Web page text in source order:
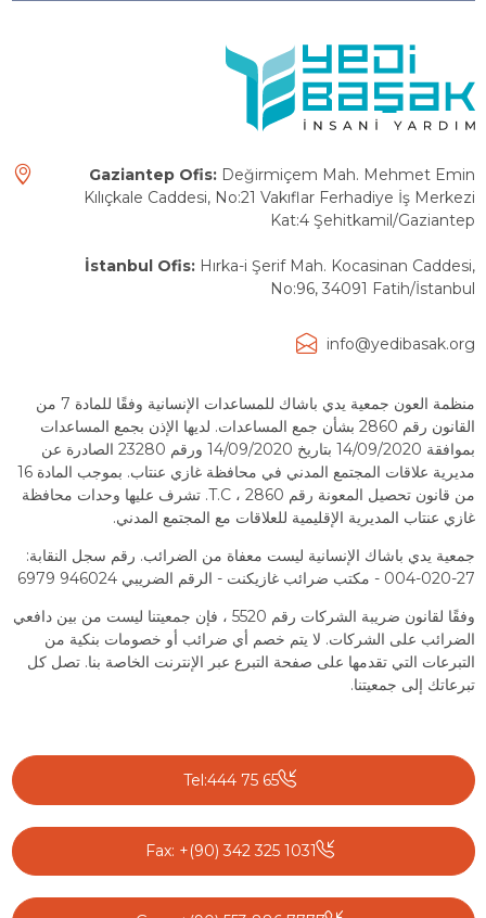
Gaziantep Ofis:Değirmiçem Mah. Mehmet Emin
Kılıçkale Caddesi, No:21 Vakıflar Ferhadiye İş Merkezi
Kat:4 Şehitkamil/Gaziantep
İstanbul Ofis:Hırka-i Şerif Mah. Kocasinan Caddesi,
No:96, 34091 Fatih/İstanbul
info@yedibasak.org
منظمة العون جمعية يدي باشاك للمساعدات الإنسانية وفقًا للمادة 7 من
القانون رقم 2860 بشأن جمع المساعدات. لديها الإذن بجمع المساعدات
بموافقة 14/09/2020 بتاريخ 14/09/2020 ورقم 23280 الصادرة عن
مديرية علاقات المجتمع المدني في محافظة غازي عنتاب. بموجب المادة 16
من قانون تحصيل المعونة رقم 2860 ، T.C. تشرف عليها وحدات محافظة
غازي عنتاب المديرية الإقليمية للعلاقات مع المجتمع المدني.
جمعية يدي باشاك الإنسانية ليست معفاة من الضرائب. رقم سجل النقابة:
27-020-004 - مكتب ضرائب غازيكنت - الرقم الضريبي 946024 6979
وفقًا لقانون ضريبة الشركات رقم 5520 ، فإن جمعيتنا ليست من بين دافعي
الضرائب على الشركات. لا يتم خصم أي ضرائب أو خصومات بنكية من
التبرعات التي تقدمها على صفحة التبرع عبر الإنترنت الخاصة بنا. تصل كل
تبرعاتك إلى جمعيتنا.
Tel:444 75 65
Fax: +(90) 342 325 1031